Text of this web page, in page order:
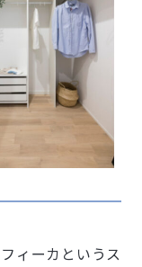
フィーカというス